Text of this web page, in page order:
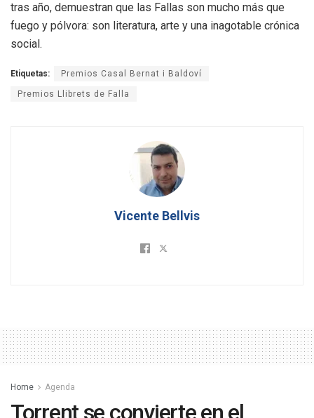
tras año, demuestran que las Fallas son mucho más que
fuego y pólvora: son literatura, arte y una inagotable crónica
social.
Etiquetas: Premios Casal Bernat i Baldoví
Premios Llibrets de Falla
Vicente Bellvis
Home Agenda
Torrent se convierte en el